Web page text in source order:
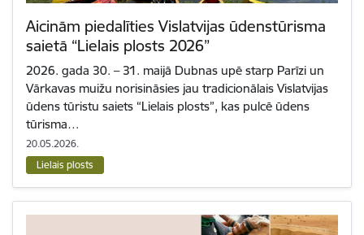
Aicinām piedalīties Vislatvijas ūdenstūrisma
saietā “Lielais plosts 2026”
2026. gada 30. – 31. maijā Dubnas upē starp Parīzi un
Vārkavas muižu norisināsies jau tradicionālais Vislatvijas
ūdens tūristu saiets “Lielais plosts”, kas pulcē ūdens
tūrisma…
20.05.2026.
Lielais plosts